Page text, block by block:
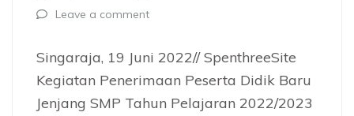
Leave a comment
Singaraja, 19 Juni 2022// SpenthreeSite
Kegiatan Penerimaan Peserta Didik Baru
Jenjang SMP Tahun Pelajaran 2022/2023